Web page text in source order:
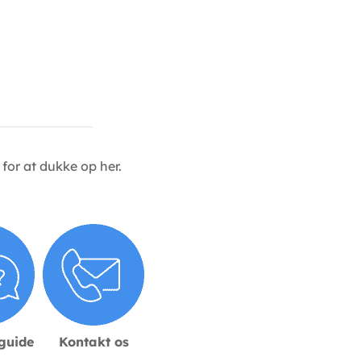
at dukke op her.
Kontakt os